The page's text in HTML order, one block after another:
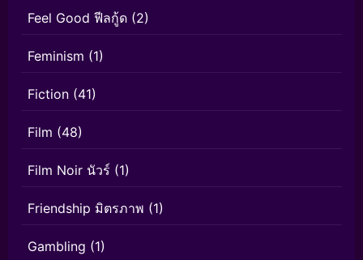
Feel Good ฟีลกู้ด (2)
Feminism (1)
Fiction (41)
Film (48)
Film Noir นัวร์ (1)
Friendship มิตรภาพ (1)
Gambling (1)